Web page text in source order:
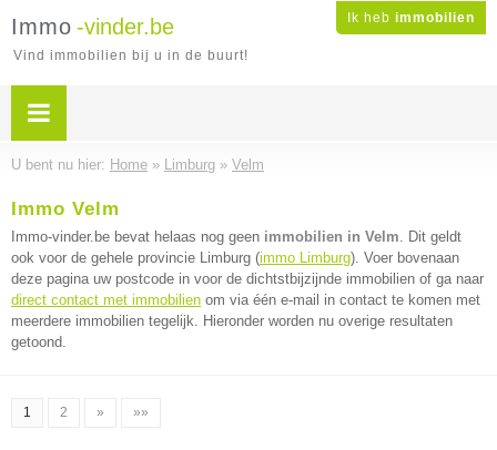
Ik heb immobilien
Immo -vinder.be
Vind immobilien bij u in de buurt!
U bent nu hier: Home » Limburg » Velm
Immo Velm
Immo-vinder.be bevat helaas nog geen immobilien in Velm. Dit geldt
ook voor de gehele provincie Limburg (immo Limburg). Voer bovenaan
deze pagina uw postcode in voor de dichtstbijzijnde immobilien of ga naar
direct contact met immobilien om via één e-mail in contact te komen met
meerdere immobilien tegelijk. Hieronder worden nu overige resultaten
getoond.
1 2 » »»